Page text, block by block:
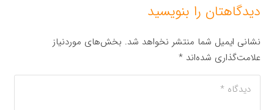
دیدگاهتان را بنویسید
نشانی ایمیل شما منتشر نخواهد شد. بخش‌های موردنیاز
علامت‌گذاری شده‌اند*